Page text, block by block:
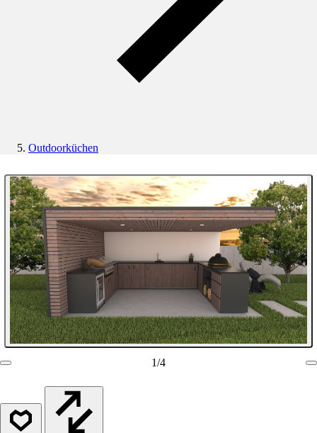
Outdoorküchen
1/4